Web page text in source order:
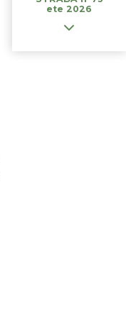
ete 2026